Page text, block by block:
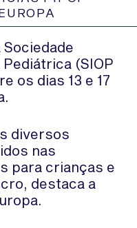
Sociedade
(SIOP
os dias 13 e 17
diversos
nas
para crianças e
destaca a